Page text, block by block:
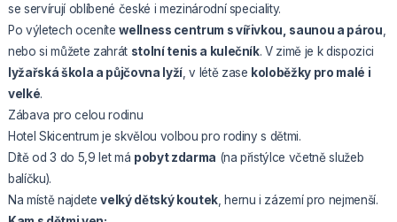
se servírují oblíbené české i mezinárodní speciality.
Po výletech ocenítewellness centrum s vířivkou, saunou a párou
nebo si můžete zahrát stolní tenis a kulečník. V zimě je k dispozici
lyžařská škola a půjčovna lyží, v létě zase koloběžky pro malé i
velké.
Zábava pro celou rodinu
Hotel Skicentrum je skvělou volbou pro rodiny s dětmi.
Dítě od 3 do 5,9 let má pobyt zdarma (na přistýlce včetně služeb
balíčku).
Na místě najdetevelký dětský koutek, hernu i zázemí pro nejmenší.